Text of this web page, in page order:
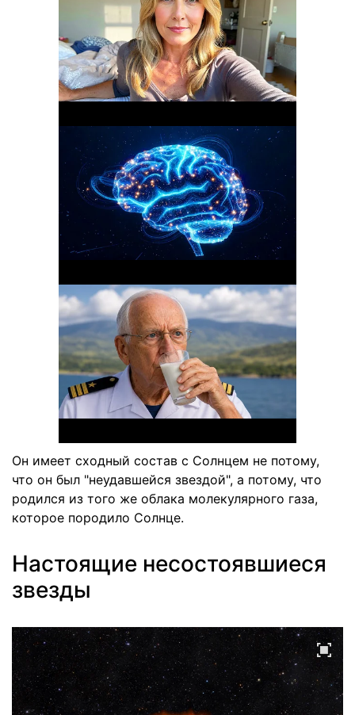
Он имеет сходный состав с Солнцем не потому,
что он был "неудавшейся звездой", а потому, что
родился из того же облака молекулярного газа,
которое породило Солнце.
Настоящие несостоявшиеся
звезды